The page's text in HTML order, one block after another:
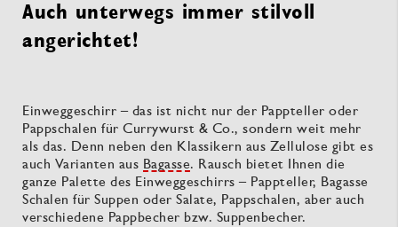
Auch unterwegs immer stilvoll
angerichtet!
Einweggeschirr – das ist nicht nur der Pappteller oder
Pappschalen für Currywurst & Co., sondern weit mehr
als das. Denn neben den Klassikern aus Zellulose gibt es
auch Varianten aus Bagasse. Rausch bietet Ihnen die
ganze Palette des Einweggeschirrs – Pappteller, Bagasse
Schalen für Suppen oder Salate, Pappschalen, aber auch
verschiedene Pappbecher bzw. Suppenbecher.